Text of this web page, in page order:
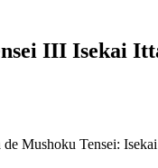
III Isekai
de Mushoku Tensei: